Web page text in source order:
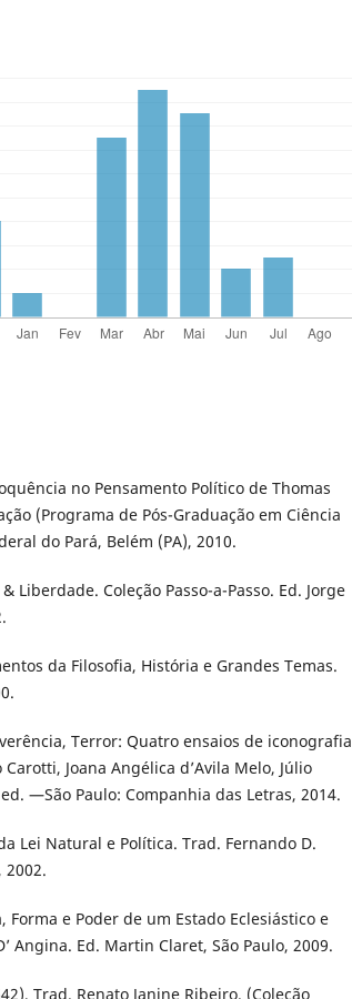
no Pensamento Político de Thomas
(Programa de Pós-Graduação em Ciência
do Pará, Belém (PA), 2010.
& Liberdade. Coleção Passo-a-Passo. Ed. Jorge
da Filosofia, História e Grandes Temas.
Terror: Quatro ensaios de iconografia
Joana Angélica d’Avila Melo, Júlio
—São Paulo: Companhia das Letras, 2014.
Lei Natural e Política. Trad. Fernando D.
2002.
Forma e Poder de um Estado Eclesiástico e
Angina. Ed. Martin Claret, São Paulo, 2009.
Trad. Renato Janine Ribeiro. (Coleção